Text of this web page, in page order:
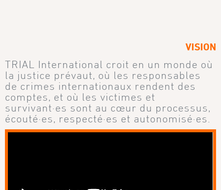
VISION
TRIAL International croit en un monde où
la justice prévaut, où les responsables
de crimes internationaux rendent des
comptes, et où les victimes et
survivant·es sont au cœur du processus,
écouté·es, respecté·es et autonomisé·es.